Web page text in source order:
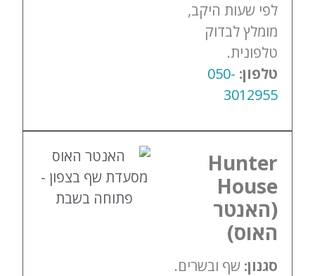
לפי שעות היקב,
מומלץ לבדוק
טלפונית.
טלפון: 050-
3012955
Hunter
House
(האנטר
האוס)
סגנון: שף ובשרים.